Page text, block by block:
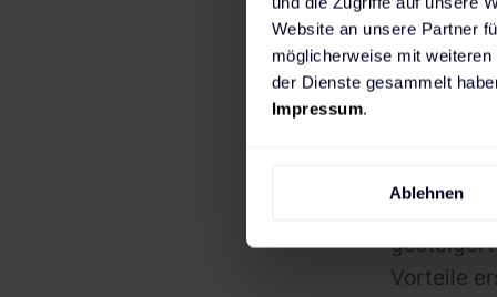
Website an unsere Partner
möglicherweise mit
der Dienste gesammelt
Impressum.
Ablehnen
Die
Lösung,
bringen
Vorteile